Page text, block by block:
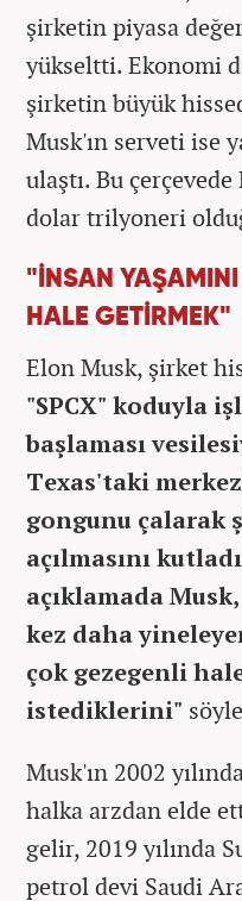
şirketin piyasa
yükseltti. Ekonomi
şirketin büyük
Musk'ın serveti ise
ulaştı. Bu
dolar trilyoneri
"İNSAN YAŞAMINI
HALE GETİRMEK"
Elon Musk, şirket
"SPCX" koduyla
başlaması
Texas'taki
gongunu çalarak
açılmasını
açıklamada
kez daha
çok gezegenli
istediklerini"
Musk'ın 2002
halka arzdan elde
gelir, 2019 yılında
petrol devi Saudi